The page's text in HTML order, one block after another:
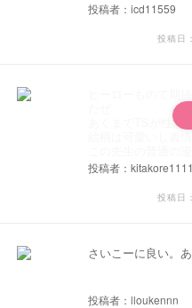
投稿者：icd11559
投稿日
あくまでTSが性癖
投稿者：kitakore1111
投稿日
さいこーに良い。
投稿者：lloukennn